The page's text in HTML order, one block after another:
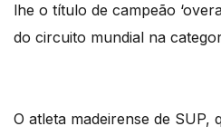
lhe o título de campeão
do circuito mundial na
O atleta madeirense de SUP,